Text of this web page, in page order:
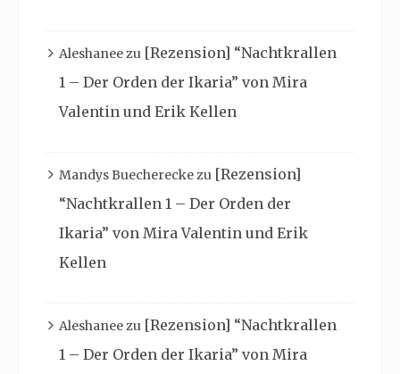
Aleshaneezu [Rezension] “Nachtkrallen
1 – Der Orden der Ikaria” von Mira
Valentin und Erik Kellen
Mandys Buechereckezu [Rezension]
“Nachtkrallen 1 – Der Orden der
Ikaria” von Mira Valentin und Erik
Kellen
Aleshaneezu [Rezension] “Nachtkrallen
1 – Der Orden der Ikaria” von Mira